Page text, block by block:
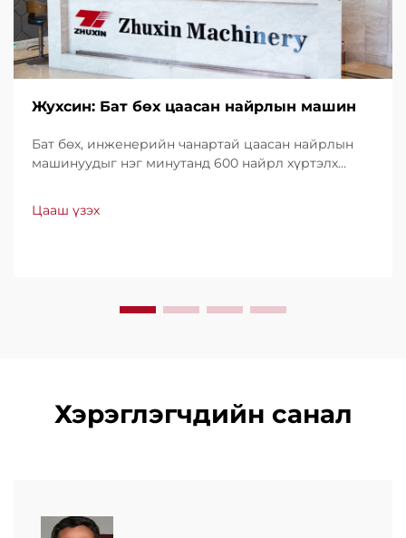
Жухсин: Бат бөх цаасан найрлын машин
Бат бөх, инженерийн чанартай цаасан найрлын
машинуудыг нэг минутанд 600 найрл хүртэлх
дэлхийн хэмжээнд итгэл үнэнчээр ашиглагддаг.
Цааш үзэх
Хэрэглэгчдийн санал